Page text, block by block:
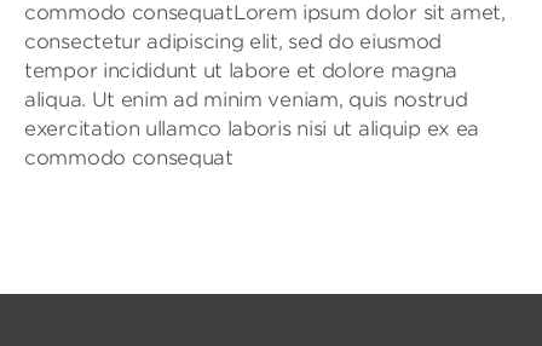
commodo consequatLorem ipsum dolor sit amet,
consectetur adipiscing elit, sed do eiusmod
tempor incididunt ut labore et dolore magna
aliqua. Ut enim ad minim veniam, quis nostrud
exercitation ullamco laboris nisi ut aliquip ex ea
commodo consequat